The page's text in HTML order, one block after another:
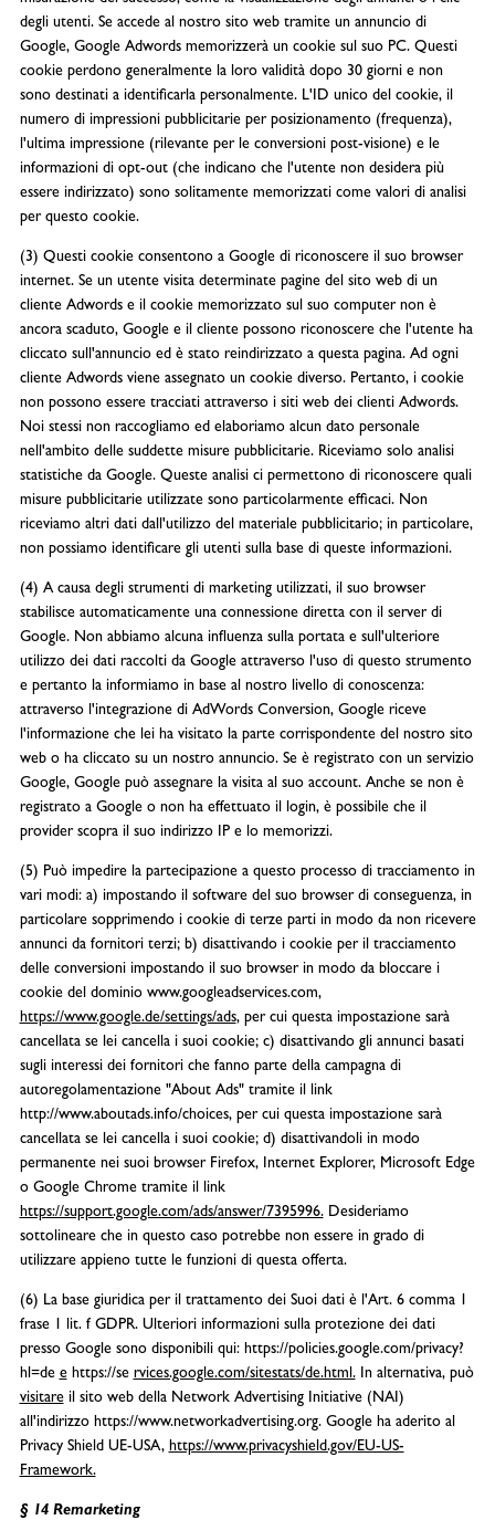
degli utenti. Se accede al nostro sito web tramite un annuncio di
Google, Google Adwords memorizzerà un cookie sul suo PC. Questi
cookie perdono generalmente la loro validità dopo 30 giorni e non
sono destinati a identificarla personalmente. L'ID unico del cookie, il
numero di impressioni pubblicitarie per posizionamento (frequenza),
l'ultima impressione (rilevante per le conversioni post-visione) e le
informazioni di opt-out (che indicano che l'utente non desidera più
essere indirizzato) sono solitamente memorizzati come valori di analisi
per questo cookie.
(3) Questi cookie consentono a Google di riconoscere il suo browser
internet. Se un utente visita determinate pagine del sito web di un
cliente Adwords e il cookie memorizzato sul suo computer non è
ancora scaduto, Google e il cliente possono riconoscere che l'utente ha
cliccato sull'annuncio ed è stato reindirizzato a questa pagina. Ad ogni
cliente Adwords viene assegnato un cookie diverso. Pertanto, i cookie
non possono essere tracciati attraverso i siti web dei clienti Adwords.
Noi stessi non raccogliamo ed elaboriamo alcun dato personale
nell'ambito delle suddette misure pubblicitarie. Riceviamo solo analisi
statistiche da Google. Queste analisi ci permettono di riconoscere quali
misure pubblicitarie utilizzate sono particolarmente efficaci. Non
riceviamo altri dati dall'utilizzo del materiale pubblicitario; in particolare,
non possiamo identificare gli utenti sulla base di queste informazioni.
(4) A causa degli strumenti di marketing utilizzati, il suo browser
stabilisce automaticamente una connessione diretta con il server di
Google. Non abbiamo alcuna influenza sulla portata e sull'ulteriore
utilizzo dei dati raccolti da Google attraverso l'uso di questo strumento
e pertanto la informiamo in base al nostro livello di conoscenza:
attraverso l'integrazione di AdWords Conversion, Google riceve
l'informazione che lei ha visitato la parte corrispondente del nostro sito
web o ha cliccato su un nostro annuncio. Se è registrato con un servizio
Google, Google può assegnare la visita al suo account. Anche se non è
registrato a Google o non ha effettuato il login, è possibile che il
provider scopra il suo indirizzo IP e lo memorizzi.
(5) Può impedire la partecipazione a questo processo di tracciamento in
vari modi: a) impostando il software del suo browser di conseguenza, in
particolare sopprimendo i cookie di terze parti in modo da non ricevere
annunci da fornitori terzi; b) disattivando i cookie per il tracciamento
delle conversioni impostando il suo browser in modo da bloccare i
cookie del dominio www.googleadservices.com,
https://www.google.de/settings/ads, per cui questa impostazione sarà
cancellata se lei cancella i suoi cookie; c) disattivando gli annunci basati
sugli interessi dei fornitori che fanno parte della campagna di
autoregolamentazione "About Ads" tramite il link
http://www.aboutads.info/choices, per cui questa impostazione sarà
cancellata se lei cancella i suoi cookie; d) disattivandoli in modo
permanente nei suoi browser Firefox, Internet Explorer, Microsoft Edge
o Google Chrome tramite il link
https://support.google.com/ads/answer/7395996.Desideriamo
sottolineare che in questo caso potrebbe non essere in grado di
utilizzare appieno tutte le funzioni di questa offerta.
(6) La base giuridica per il trattamento dei Suoi dati è l'Art. 6 comma 1
frase 1 lit. f GDPR. Ulteriori informazioni sulla protezione dei dati
presso Google sono disponibili qui: https://policies.google.com/privacy?
hl=de ehttps://se rvices.google.com/sitestats/de.html.In alternativa, può
visitareil sito web della Network Advertising Initiative (NAI)
all'indirizzo https://www.networkadvertising.org. Google ha aderito al
Privacy Shield UE-USA, https://www.privacyshield.gov/EU-US-
Framework.
§ 14 Remarketing